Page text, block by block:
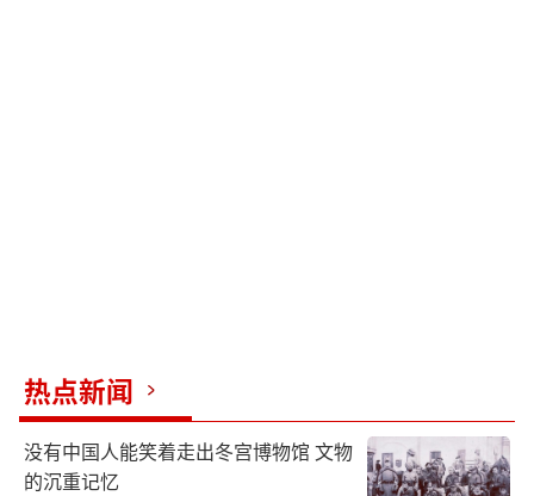
热点新闻
没有中国人能笑着走出冬宫博物馆 文物
的沉重记忆